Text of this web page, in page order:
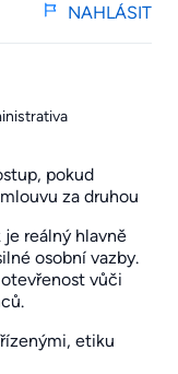
NAHLÁSIT
pokud
za druhou
reálný hlavně
osobní vazby.
vůči
etiku